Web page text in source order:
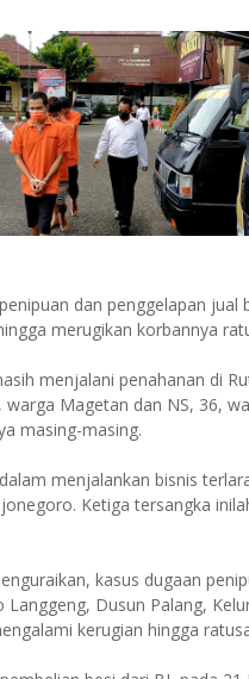
dan penggelapan
merugikan korbannya
menjalani penahanan di
Magetan dan NS, 36,
masing-masing.
menjalankan bisnis
Ketiga tersangka
kasus dugaan
Dusun Palang,
kerugian hingga